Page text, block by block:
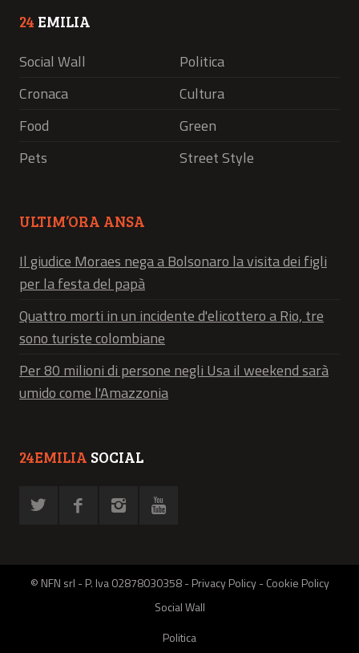
24 EMILIA
Social Wall
Politica
Cronaca
Cultura
Food
Green
Pets
Street Style
ULTIM’ORA ANSA
Il giudice Moraes nega a Bolsonaro la visita dei figli
per la festa del papà
Quattro morti in un incidente d'elicottero a Rio, tre
sono turiste colombiane
Per 80 milioni di persone negli Usa il weekend sarà
umido come l'Amazzonia
24EMILIA SOCIAL
© NFN srl - P. Iva 02878030358 -Privacy Policy-Cookie Policy
Social Wall
Politica